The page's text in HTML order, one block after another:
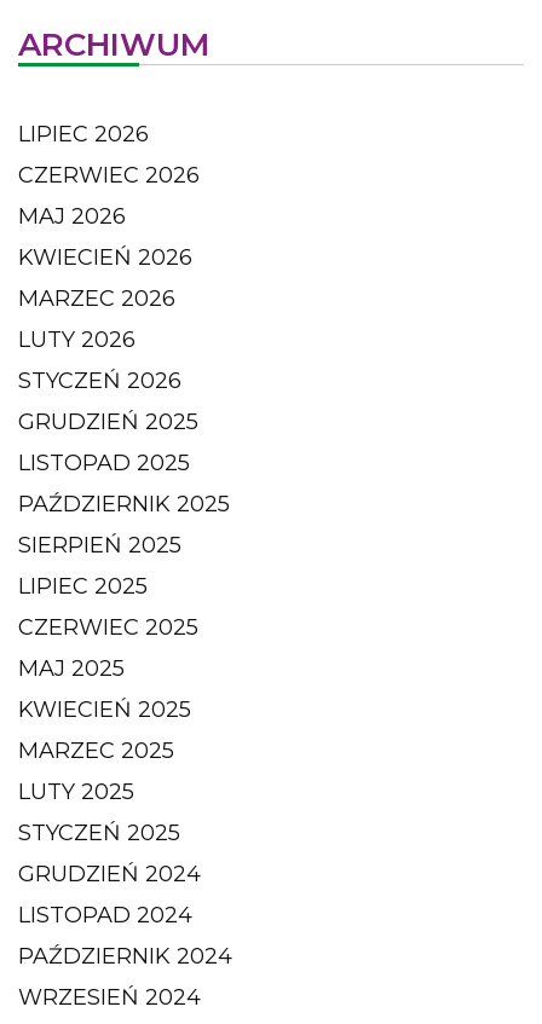
ARCHIWUM
LIPIEC 2026
CZERWIEC 2026
MAJ 2026
KWIECIEŃ 2026
MARZEC 2026
LUTY 2026
STYCZEŃ 2026
GRUDZIEŃ 2025
LISTOPAD 2025
PAŹDZIERNIK 2025
SIERPIEŃ 2025
LIPIEC 2025
CZERWIEC 2025
MAJ 2025
KWIECIEŃ 2025
MARZEC 2025
LUTY 2025
STYCZEŃ 2025
GRUDZIEŃ 2024
LISTOPAD 2024
PAŹDZIERNIK 2024
WRZESIEŃ 2024